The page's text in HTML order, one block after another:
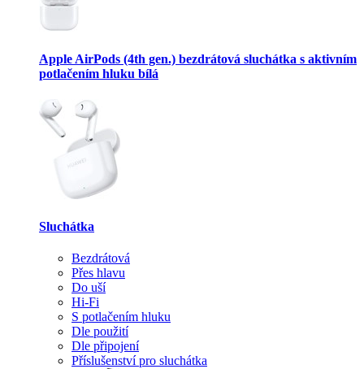
Apple AirPods (4th gen.) bezdrátová sluchátka s aktivním
potlačením hluku bílá
Sluchátka
Bezdrátová
Přes hlavu
Do uší
Hi-Fi
S potlačením hluku
Dle použití
Dle připojení
Příslušenství pro sluchátka